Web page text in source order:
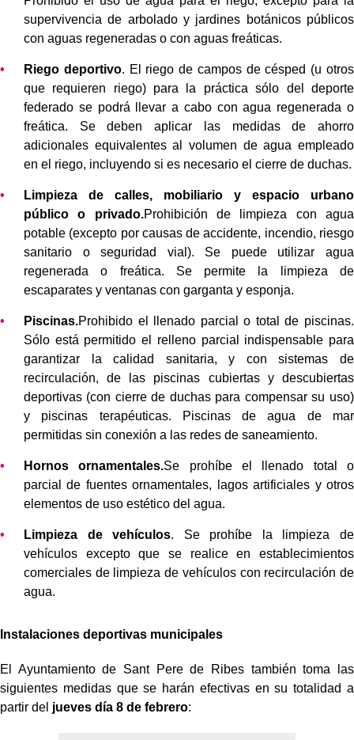
supervivencia de arbolado y jardines botánicos públicos
con aguas regeneradas o con aguas freáticas.
Riego deportivo. El riego de campos de césped (u otros
que requieren riego) para la práctica sólo del deporte
federado se podrá llevar a cabo con agua regenerada o
freática. Se deben aplicar las medidas de ahorro
adicionales equivalentes al volumen de agua empleado
en el riego, incluyendo si es necesario el cierre de duchas.
Limpieza de calles, mobiliario y espacio urbano
público o privado.Prohibición de limpieza con agua
potable (excepto por causas de accidente, incendio, riesgo
sanitario o seguridad vial). Se puede utilizar agua
regenerada o freática. Se permite la limpieza de
escaparates y ventanas con garganta y esponja.
Piscinas.Prohibido el llenado parcial o total de piscinas.
Sólo está permitido el relleno parcial indispensable para
garantizar la calidad sanitaria, y con sistemas de
recirculación, de las piscinas cubiertas y descubiertas
deportivas (con cierre de duchas para compensar su uso)
y piscinas terapéuticas. Piscinas de agua de mar
permitidas sin conexión a las redes de saneamiento.
Hornos ornamentales.Se prohíbe el llenado total o
parcial de fuentes ornamentales, lagos artificiales y otros
elementos de uso estético del agua.
Limpieza de vehículos. Se prohíbe la limpieza de
vehículos excepto que se realice en establecimientos
comerciales de limpieza de vehículos con recirculación de
agua.
Instalaciones deportivas municipales
El Ayuntamiento de Sant Pere de Ribes también toma las
siguientes medidas que se harán efectivas en su totalidad a
partir del jueves día 8 de febrero: